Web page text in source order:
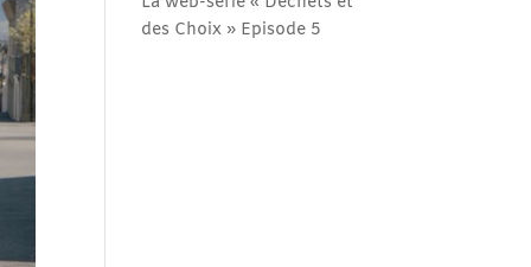
des Choix » Episode 5